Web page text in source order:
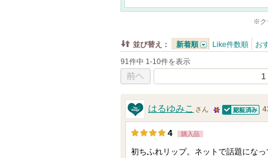
※ク
並び替え： 新着順 Like件数順 お
91件中 1-10件を表示
1
はるゆみこ さん
2
人
4 購入品
初ちふれリップ。ネットで話題にな